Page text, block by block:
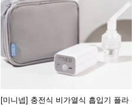
[미니넵] 충전식 비가열식 흡입기 플라